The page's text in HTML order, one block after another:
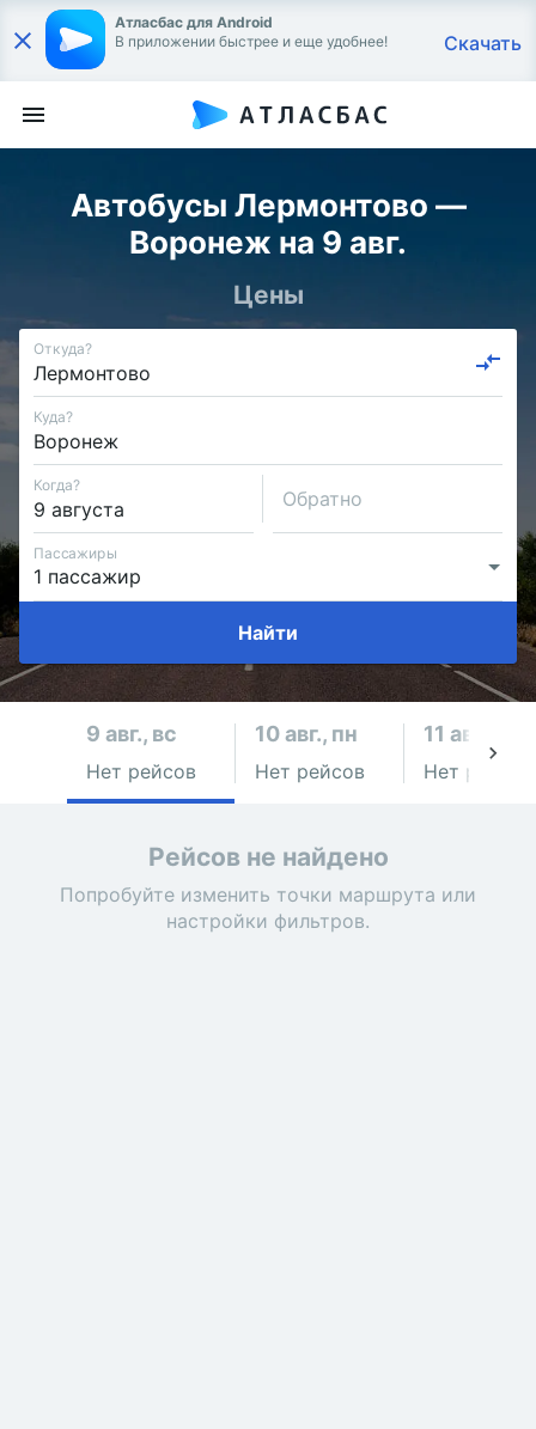
Атласбас для Android
В приложении быстрее и еще удобнее!
Скачать
Автобусы Лермонтово —
Воронеж на 9 авг.
Цены
Откуда?
Куда?
Когда?
Обратно
Пассажиры
Найти
9 авг., вс
Нет рейсов
10 авг., пн
Нет рейсов
11 авг., вт
Нет рейсов
Рейсов не найдено
Попробуйте изменить точки маршрута или
настройки фильтров.